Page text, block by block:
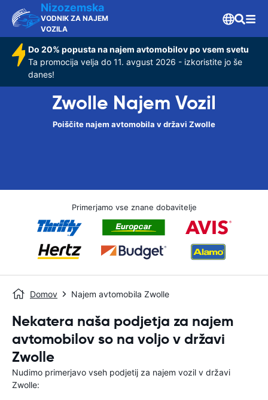
Nizozemska
VODNIK ZA NAJEM
VOZILA
Do 20% popusta na najem avtomobilov po vsem svetu
Ta promocija velja do 11. avgust 2026 - izkoristite jo še
danes!
Zwolle Najem Vozil
Poiščite najem avtomobila v državi Zwolle
Primerjamo vse znane dobavitelje
Domov Najem avtomobila Zwolle
Nekatera naša podjetja za najem
avtomobilov so na voljo v državi
Zwolle
Nudimo primerjavo vseh podjetij za najem vozil v državi
Zwolle: